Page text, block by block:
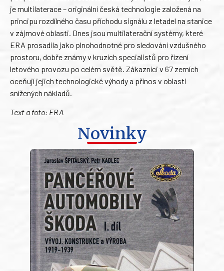
je multilaterace – originální česká technologie založená na
principu rozdílného času příchodu signálu z letadel na stanice
v zájmové oblasti. Dnes jsou multilaterační systémy, které
ERA prosadila jako plnohodnotné pro sledování vzdušného
prostoru, dobře známy v kruzích specialistů pro řízení
letového provozu po celém světě. Zákazníci v 67 zemích
oceňují jejich technologické výhody a přínos v oblasti
snížených nákladů.
Text a foto: ERA
Novinky